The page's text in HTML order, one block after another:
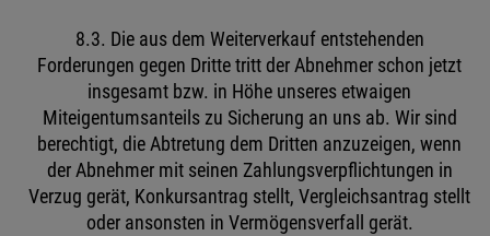
8.3. Die aus dem Weiterverkauf entstehenden
Forderungen gegen Dritte tritt der Abnehmer schon jetzt
insgesamt bzw. in Höhe unseres etwaigen
Miteigentumsanteils zu Sicherung an uns ab. Wir sind
berechtigt, die Abtretung dem Dritten anzuzeigen, wenn
der Abnehmer mit seinen Zahlungsverpflichtungen in
Verzug gerät, Konkursantrag stellt, Vergleichsantrag stellt
oder ansonsten in Vermögensverfall gerät.